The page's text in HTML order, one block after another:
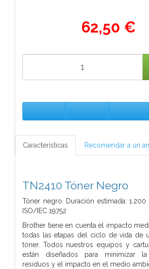
62,50 €
Características Recomendar a un
TN2410 Tóner Negro
Tóner negro. Duración estimada: 1.200
ISO/IEC 19752
Brother tiene en cuenta el impacto
todas las etapas del ciclo de vida de
tóner. Todos nuestros equipos y
están diseñados para minimizar
residuos y el impacto en el medio